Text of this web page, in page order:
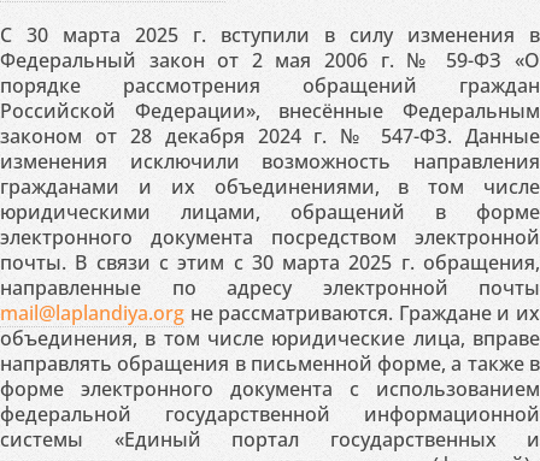
С 30 марта 2025 г. вступили в силу изменения в
Федеральный закон от 2 мая 2006 г. № 59-ФЗ «О
порядке рассмотрения обращений граждан
Российской Федерации», внесённые Федеральным
законом от 28 декабря 2024 г. № 547-ФЗ. Данные
изменения исключили возможность направления
гражданами и их объединениями, в том числе
юридическими лицами, обращений в форме
электронного документа посредством электронной
почты. В связи с этим с 30 марта 2025 г. обращения,
направленные по адресу электронной почты
mail@laplandiya.org не рассматриваются. Граждане и их
объединения, в том числе юридические лица, вправе
направлять обращения в письменной форме, а также в
форме электронного документа с использованием
федеральной государственной информационной
системы «Единый портал государственных и